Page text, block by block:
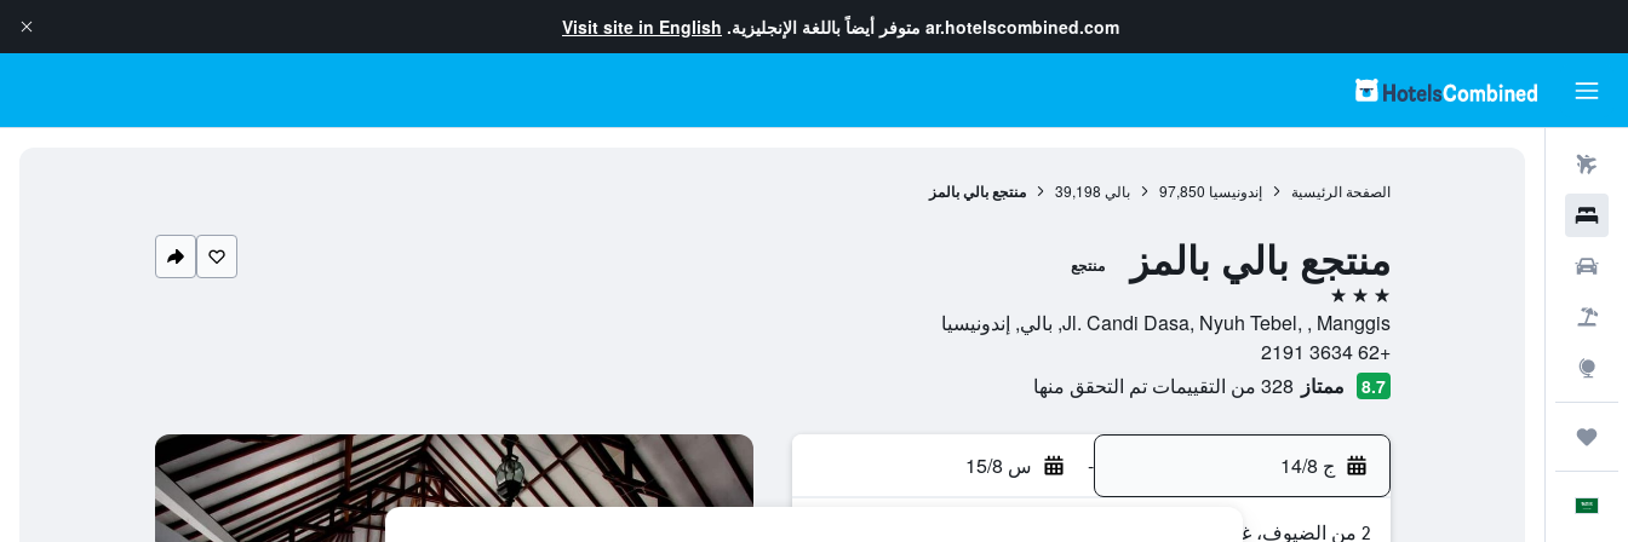
ar.hotelscombined.com متوفر أيضاً باللغة الإنجليزية. Visit site in English
الصفحة الرئيسية إندونيسيا 97,850 بالي 39,198 منتجع بالي بالمز
منتجع بالي بالمز منتجع
3 نجوم
Jl. Candi Dasa, Nyuh Tebel, , Manggis, بالي, إندونيسيا
+62 3634 2191
8.7 ممتاز 328 من التقييمات تم التحقق منها
ج 14/8 - س 15/8
2 من الضيوف، غرفة واحدة